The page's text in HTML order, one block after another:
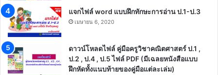
แจกไฟล์ word แบบฝึกทักษะการอ่าน ป.1-ป.3
เมษายน 6, 2020
ดาวน์โหลดไฟล์ คู่มือครูวิชาคณิตศาสตร์ ป.1 ,
ป.2 , ป.4 , ป.5 ไฟล์ PDF (มีเฉลยหนังสือแบบ
ฝึกหัดทั้งแนบท้ายของคู่มือแต่ละเล่ม)